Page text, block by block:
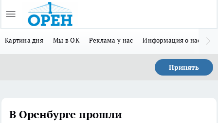
Картина дня Мы в ОК Реклама у нас Информация о нас
Принять
В Оренбурге прошли